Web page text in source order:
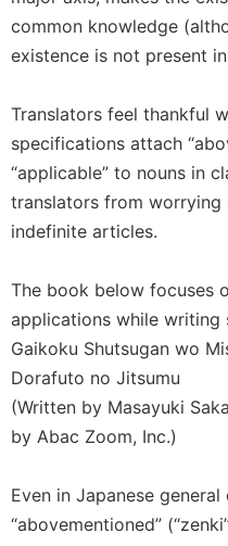
common knowledge
existence is not present
Translators feel thankful
specifications attach
“applicable” to nouns in
translators from
indefinite articles.
The book below focuses
applications while writing
Gaikoku Shutsugan wo
Dorafuto no Jitsumu
(Written by Masayuki
by Abac Zoom, Inc.)
Even in Japanese general
“abovementioned”